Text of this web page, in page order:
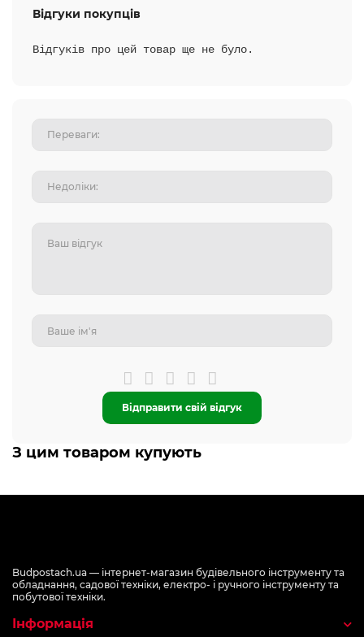
Відгуки покупців
Відгуків про цей товар ще не було.
Відправити свій відгук
З цим товаром купують
Budpostach.ua — інтернет-магазин будівельного інструменту та
обладнання, садової техніки, електро- і ручного інструменту та
побутової техніки.
Інформація